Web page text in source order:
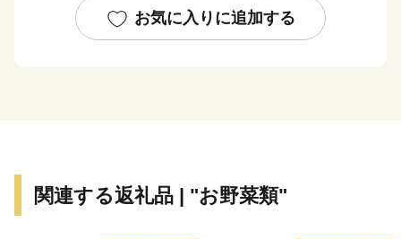
身地としても知られており、ＪＲ境港駅から８００ｍ続
く「水木しげるロード」には作品に登場する鬼太郎や妖
金）をお願いいたします。
お気に入りに追加する
関連する返礼品 | "お野菜類"